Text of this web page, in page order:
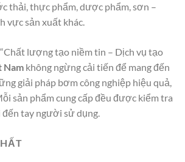
thải, thực phẩm, dược phẩm, sơn –
vực sản xuất khác.
lượng tạo niềm tin – Dịch vụ tạo
Nam không ngừng cải tiến để mang đến
giải pháp bơm công nghiệp hiệu quả,
sản phẩm cung cấp đều được kiểm tra
tay người sử dụng.